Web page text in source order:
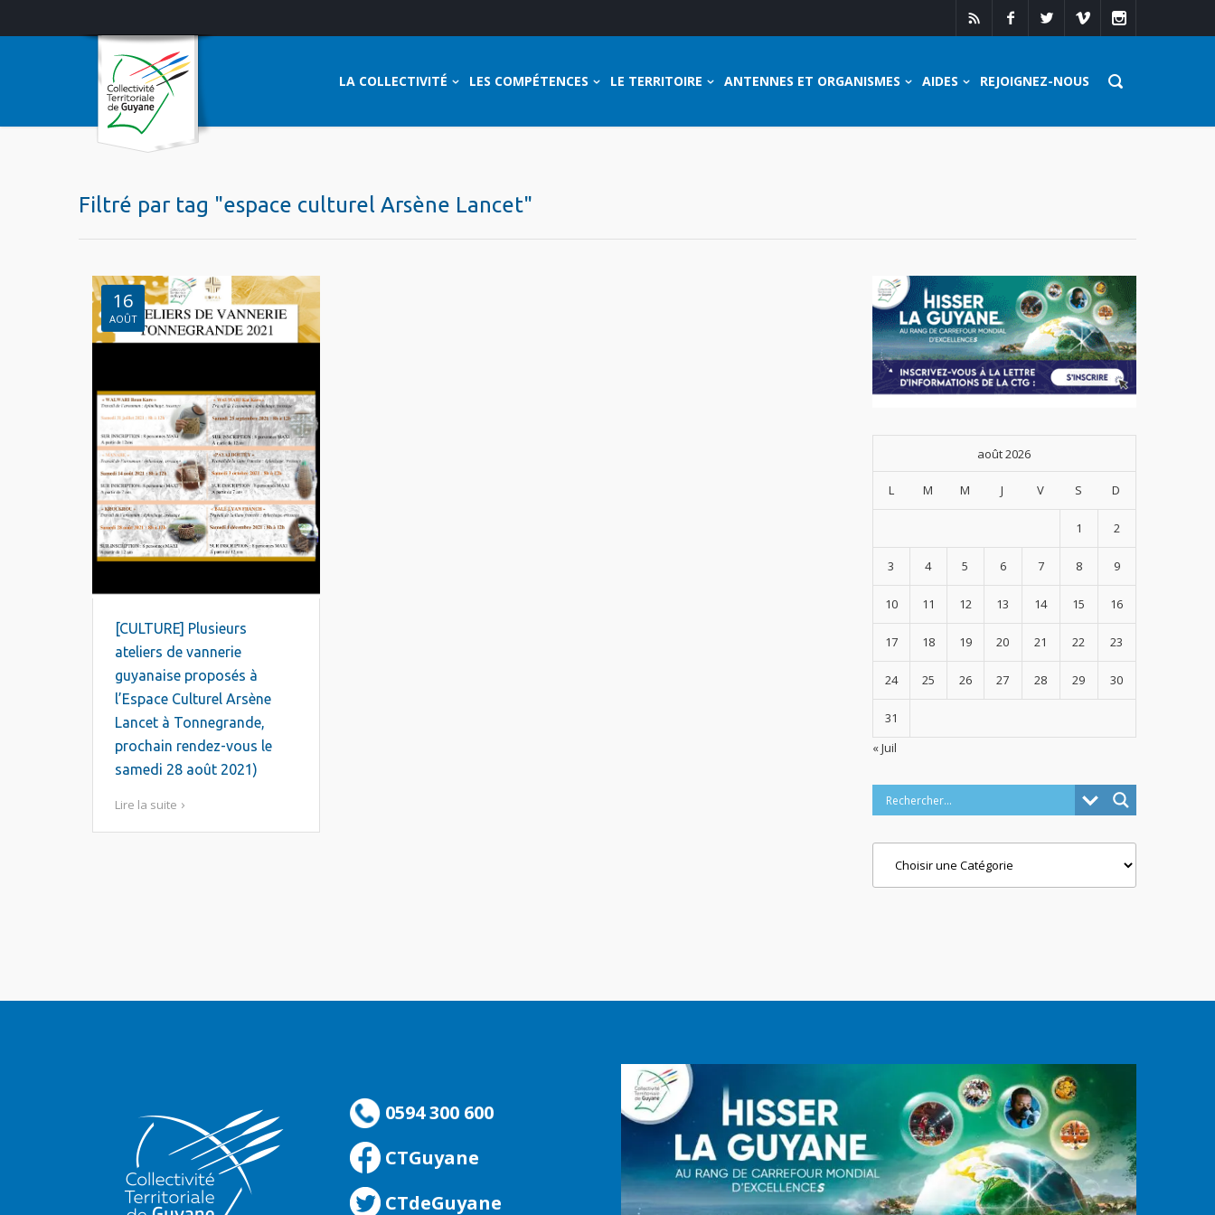
LA COLLECTIVITÉ LES COMPÉTENCES LE TERRITOIRE ANTENNES ET ORGANISMES AIDES REJOIGNEZ-NOUS
Filtré par tag "espace culturel Arsène Lancet"
16
AOÛT
[CULTURE] Plusieurs
ateliers de vannerie
guyanaise proposés à
l’Espace Culturel Arsène
Lancet à Tonnegrande,
prochain rendez-vous le
samedi 28 août 2021)
Lire la suite
août 2026
L M M J V S D
1 2
3 4 5 6 7 8 9
10 11 12 13 14 15 16
17 18 19 20 21 22 23
24 25 26 27 28 29 30
31
« Juil
0594 300 600
CTGuyane
CTdeGuyane